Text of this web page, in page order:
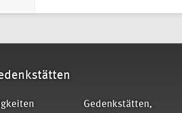
Gedenkstätten,